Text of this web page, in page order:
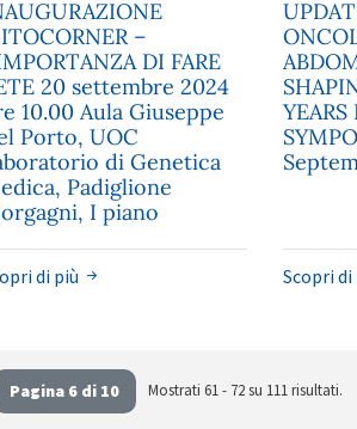
–
DI FARE
20 settembre 2024
10.00 Aula Giuseppe
Porto, UOC
di Genetica
Padiglione
I piano
di più Scopri di
Pagina 6 di 10 Mostrati 61 - 72 su 111 risultati.